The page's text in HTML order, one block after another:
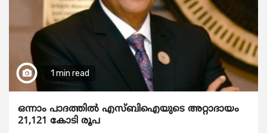
1 min read
ഒന്നാം പാദത്തിൽ എസ്ബിഐയുടെ അറ്റാദായം
21,121 കോടി രൂപ